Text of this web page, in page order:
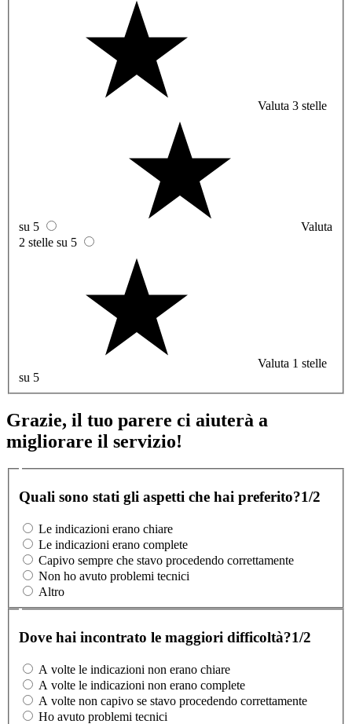
Valuta 3 stelle
su 5
Valuta
2 stelle su 5
Valuta 1 stelle
su 5
Grazie, il tuo parere ci aiuterà a
migliorare il servizio!
Quali sono stati gli aspetti che hai preferito?1/2
Le indicazioni erano chiare
Le indicazioni erano complete
Capivo sempre che stavo procedendo correttamente
Non ho avuto problemi tecnici
Altro
Dove hai incontrato le maggiori difficoltà?1/2
A volte le indicazioni non erano chiare
A volte le indicazioni non erano complete
A volte non capivo se stavo procedendo correttamente
Ho avuto problemi tecnici